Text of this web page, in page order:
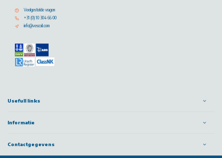
Veelgestelde vragen
+31 (0) 10 304 66 00
info@vescoil.com
Usefull links
Informatie
Contactgegevens